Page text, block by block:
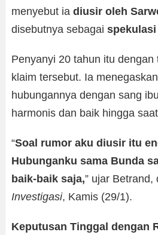
menyebut ia diusir oleh
disebutnya sebagai
Penyanyi 20 tahun itu dengan
klaim tersebut. Ia
hubungannya dengan sang
harmonis dan baik hingga
“Soal rumor aku diusir itu
Hubunganku sama Bunda
baik-baik saja,” ujar Betrand,
Investigasi, Kamis (29/1).
Keputusan Tinggal dengan